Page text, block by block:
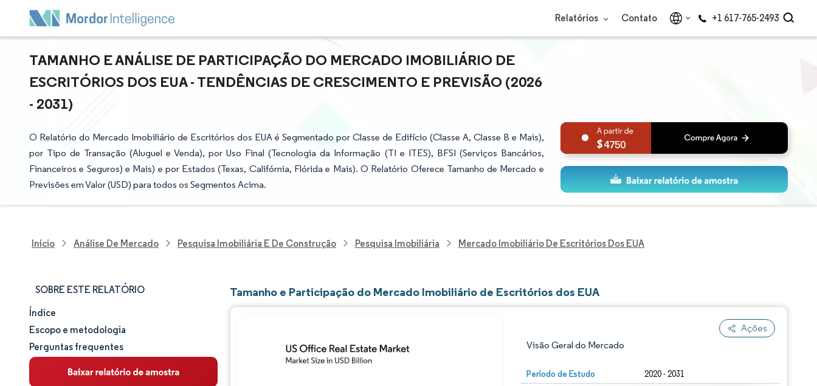
Relatórios Contato +1 617-765-2493
TAMANHO E ANÁLISE DE PARTICIPAÇÃO DO MERCADO IMOBILIÁRIO DE
ESCRITÓRIOS DOS EUA - TENDÊNCIAS DE CRESCIMENTO E PREVISÃO (2026
- 2031)
O Relatório do Mercado Imobiliário de Escritórios dos EUA é Segmentado por Classe de Edifício (Classe A, Classe B e Mais),
por Tipo de Transação (Aluguel e Venda), por Uso Final (Tecnologia da Informação (TI e ITES), BFSI (Serviços Bancários,
Financeiros e Seguros) e Mais) e por Estados (Texas, Califórnia, Flórida e Mais). O Relatório Oferece Tamanho de Mercado e
Previsões em Valor (USD) para todos os Segmentos Acima.
4750
Início Análise De Mercado Pesquisa Imobiliária E De Construção Pesquisa Imobiliária Mercado Imobiliário De Escritórios Dos EUA
SOBRE ESTE RELATÓRIO
Tamanho e participação de mercado
Análise de mercado
Tendências e insights
Índice
Escopo e metodologia
Perguntas frequentes
Tamanho e Participação do Mercado Imobiliário de Escritórios dos EUA
Ações
Visão Geral do Mercado
Período de Estudo 2020 - 2031